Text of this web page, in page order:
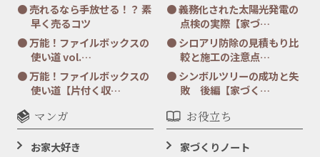
売れるなら手放せる！？ 素
早く売るコツ
万能！ファイルボックスの
使い道 vol.…
万能！ファイルボックスの
使い道【片付く収…
義務化された太陽光発電の
点検の実際【家づ…
シロアリ防除の見積もり比
較と施工の注意点…
シンボルツリーの成功と失
敗 後編【家づく…
マンガ
お家大好き
お役立ち
家づくりノート